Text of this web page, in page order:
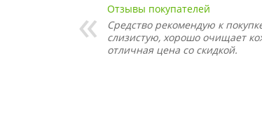
Отзывы покупателей
Средство рекомендую к
слизистую, хорошо очищает
отличная цена со скидкой.